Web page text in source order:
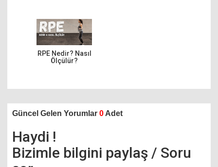
RPE Nedir? Nasıl
Ölçülür?
Güncel Gelen Yorumlar 0 Adet
Haydi !
Bizimle bilgini paylaş / Soru